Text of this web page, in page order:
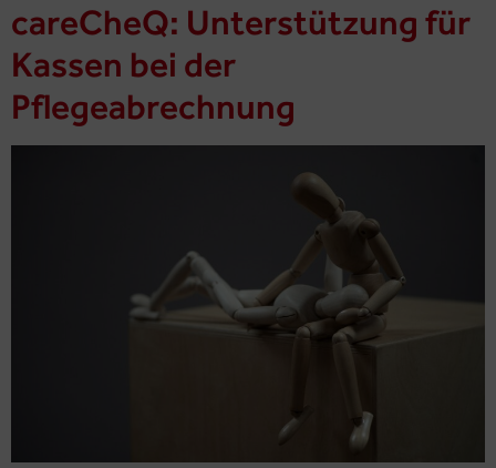
careCheQ: Unterstützung für
Kassen bei der
Pflegeabrechnung